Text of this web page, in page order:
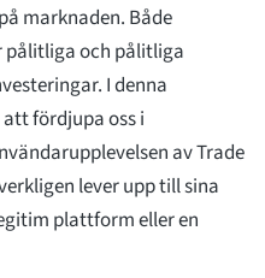
marknaden. Både
pålitliga och pålitliga
I denna
fördjupa oss i
av Trade
lever upp till sina
plattform eller en